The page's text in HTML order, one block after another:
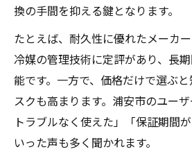
エアコン設置時に重視す
設置作業に強いエアコン
は
浦安のエアコン設置で失
エアコン取り付け費用と
係
換の手間を抑える鍵となります。
たとえば、耐久性に優れたメーカ
冷媒の管理技術に定評があり、長
能です。一方で、価格だけで選ぶ
スクも高まります。浦安市のユー
トラブルなく使えた」「保証期間
いった声も多く聞かれます。